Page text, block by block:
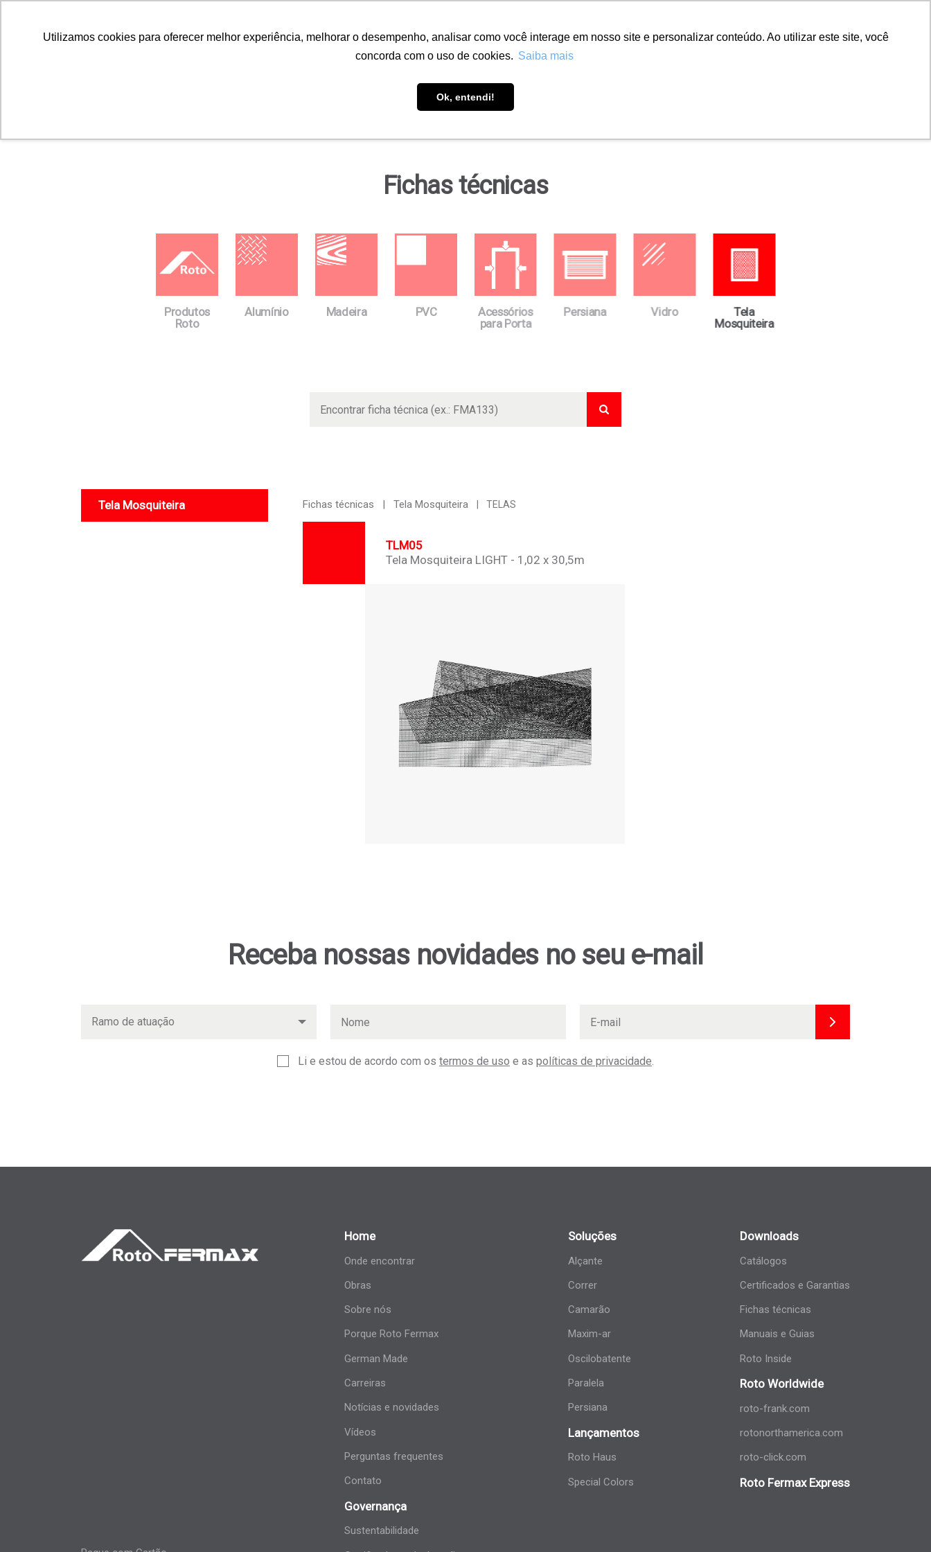
Utilizamos cookies para oferecer melhor experiência, melhorar o desempenho, analisar como você interage em nosso site e personalizar conteúdo. Ao utilizar este site, você
concorda com o uso de cookies. Saiba mais
Ok, entendi!
Soluções Onde encontrar Downloads
Fichas técnicas
Produtos
Roto
Alumínio Madeira PVC
Acessórios
para Porta
Persiana Vidro
Tela
Mosquiteira
Buscar
Tela Mosquiteira Fichas técnicas Tela Mosquiteira TELAS
TLM05
Tela Mosquiteira LIGHT - 1,02 x 30,5m
Receba nossas novidades no seu e-mail
Li e estou de acordo com os termos de uso e as políticas de privacidade.
Home
Onde encontrar
Obras
Sobre nós
Porque Roto Fermax
German Made
Carreiras
Notícias e novidades
Vídeos
Perguntas frequentes
Contato
Governança
Sustentabilidade
Soluções
Alçante
Correr
Camarão
Maxim-ar
Oscilobatente
Paralela
Persiana
Lançamentos
Roto Haus
Special Colors
Downloads
Catálogos
Certificados e Garantias
Fichas técnicas
Manuais e Guias
Roto Inside
Roto Worldwide
roto-frank.com
rotonorthamerica.com
roto-click.com
Roto Fermax Express